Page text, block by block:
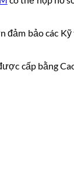
đảm bảo các
cấp bằng